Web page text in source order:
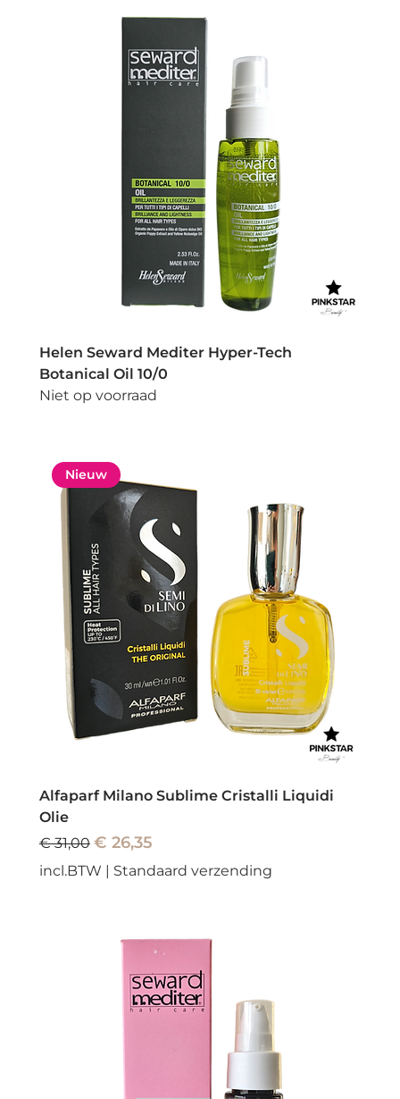
Helen Seward Mediter Hyper-Tech
Botanical Oil 10/0
Niet op voorraad
Nieuw
Alfaparf Milano Sublime Cristalli Liquidi
Olie
Normale prijs
€ 31,00 Verkoopprijs
€ 26,35
incl.BTW | Standaard verzending